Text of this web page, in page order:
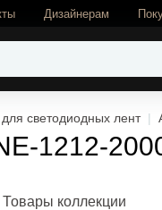
Дизайнерам
светодиодных лент
1212-
Товары коллекции